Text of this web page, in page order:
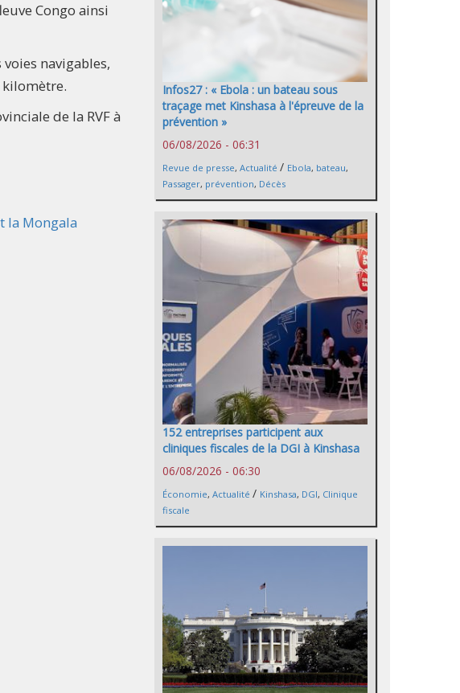
Congo ainsi
navigables,
de la RVF à
la Mongala
Infos27 : « Ebola : un bateau sous
traçage met Kinshasa à l'épreuve de la
prévention »
06/08/2026 - 06:31
Revue de presse, Actualité / Ebola, bateau,
Passager, prévention, Décès
152 entreprises participent aux
cliniques fiscales de la DGI à Kinshasa
06/08/2026 - 06:30
Économie, Actualité / Kinshasa, DGI, Clinique
fiscale